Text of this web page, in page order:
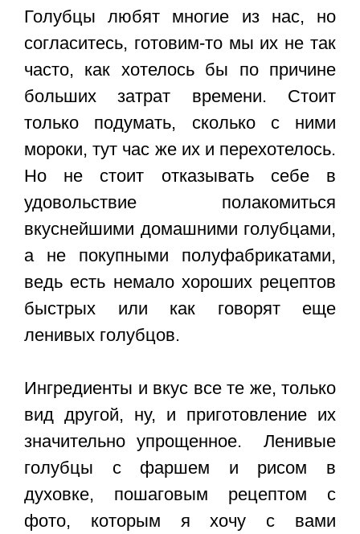
Голубцы любят многие из нас, но
согласитесь, готовим-то мы их не так
часто, как хотелось бы по причине
больших затрат времени. Стоит
только подумать, сколько с ними
мороки, тут час же их и перехотелось.
Но не стоит отказывать себе в
удовольствие полакомиться
вкуснейшими домашними голубцами,
а не покупными полуфабрикатами,
ведь есть немало хороших рецептов
быстрых или как говорят еще
ленивых голубцов.
Ингредиенты и вкус все те же, только
вид другой, ну, и приготовление их
значительно упрощенное. Ленивые
голубцы с фаршем и рисом в
духовке, пошаговым рецептом с
фото, которым я хочу с вами